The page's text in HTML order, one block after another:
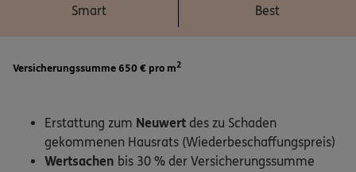
Smart Best
Versicherungssumme 650 € pro m2
Erstattung zum Neuwert des zu Schaden
gekommenen Hausrats (Wiederbeschaffungspreis)
Wertsachen bis 30 % der Versicherungssumme